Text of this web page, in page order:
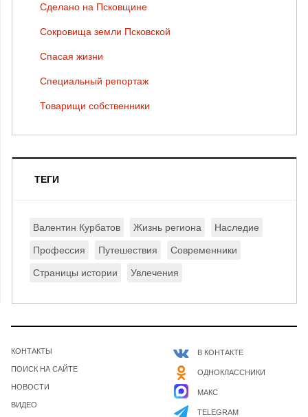
Сделано на Псковщине
Сокровища земли Псковской
Спасая жизни
Специальный репортаж
Товарищи собственники
ТЕГИ
Валентин Курбатов Жизнь региона Наследие
Профессия Путешествия Современники
Страницы истории Увлечения
КОНТАКТЫ
ПОИСК НА САЙТЕ
НОВОСТИ
ВИДЕО
В КОНТАКТЕ
ОДНОКЛАССНИКИ
МАКС
TELEGRAM